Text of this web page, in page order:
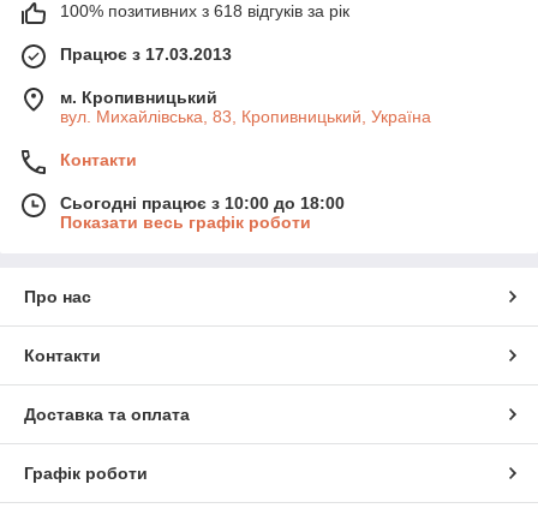
100% позитивних з 618 відгуків за рік
Працює з 17.03.2013
м. Кропивницький
вул. Михайлівська, 83, Кропивницький, Україна
Контакти
Сьогодні працює з 10:00 до 18:00
Показати весь графік роботи
Про нас
Контакти
Доставка та оплата
Графік роботи